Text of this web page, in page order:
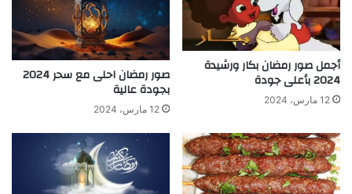
أجمل صور رمضان بكار ورشيدة
2024 بأعلى جودة
12 مارس، 2024
صور رمضان احلى مع سحر 2024
بجودة عالية
12 مارس، 2024